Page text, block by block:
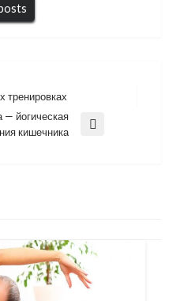
тренировках
йогическая
кишечника